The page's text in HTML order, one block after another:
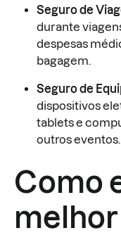
Seguro de
durante
despesas
bagagem.
Seguro de
dispositivos
tablets e
outros eventos.
Como